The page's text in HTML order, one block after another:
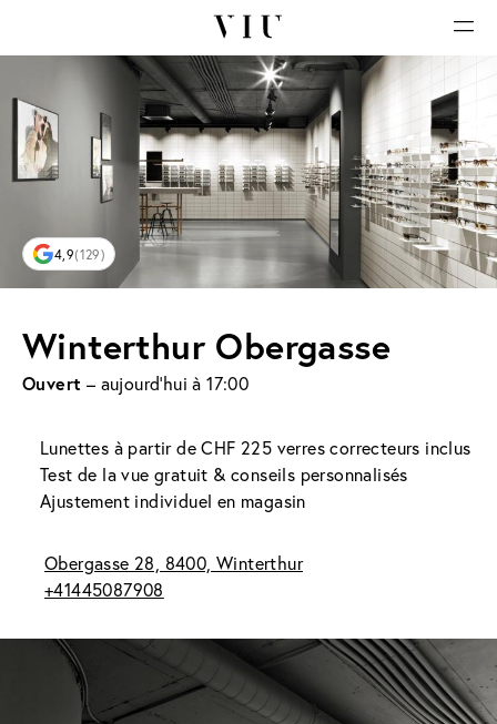
4,9(129)
Winterthur Obergasse
Ouvert – aujourd'hui à 17:00
Lunettes à partir de CHF 225 verres correcteurs inclus
Test de la vue gratuit & conseils personnalisés
Ajustement individuel en magasin
Obergasse 28, 8400, Winterthur
+41445087908